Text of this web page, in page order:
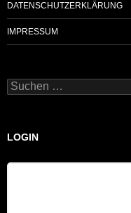
DATENSCHUTZERKLÄRUNG
IMPRESSUM
Suchen
nach:
LOGIN